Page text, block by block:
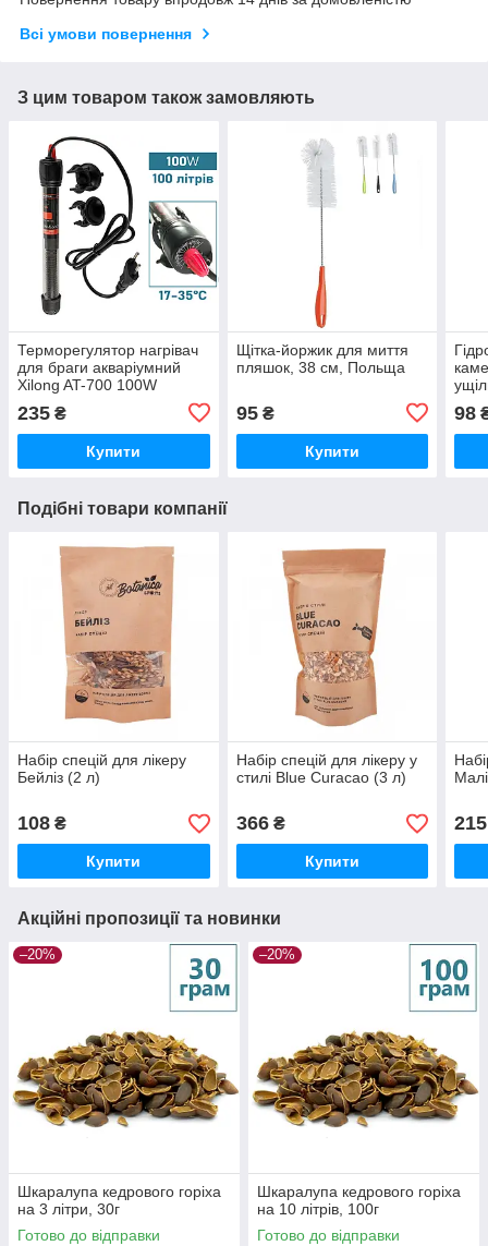
Всі умови повернення
З цим товаром також замовляють
Терморегулятор нагрівач
для браги акваріумний
Xilong AT-700 100W
235 ₴
Купити
Щітка-йоржик для миття
пляшок, 38 см, Польща
95₴
Купити
98
Подібні товари компанії
Набір спецій для лікеру
Бейліз (2 л)
108 ₴
Купити
Набір спецій для лікеру у
стилі Blue Curacao (3 л)
366₴
Купити
215
Акційні пропозиції та новинки
–20%
Шкаралупа кедрового горіха
на 3 літри, 30г
Готово до відправки
–20%
Шкаралупа кедрового горіха
на 10 літрів, 100г
Готово до відправки